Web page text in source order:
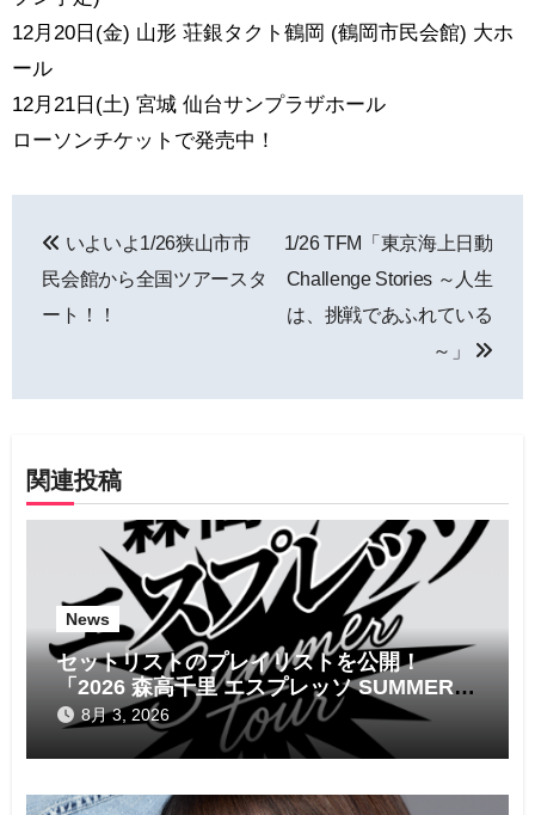
12月20日(金) 山形 荘銀タクト鶴岡 (鶴岡市民会館) 大ホ
ール
12月21日(土) 宮城 仙台サンプラザホール
ローソンチケットで発売中！
稿
ナ
ゲ
ー
シ
いよいよ1/26狭山市市
民会館から全国ツアースタ
ート！！
1/26 TFM「東京海上日動
Challenge Stories ～人生
は、挑戦であふれている
～」
関連投稿
News
セットリストのプレイリストを公開！
「2026 森高千里 エスプレッソ SUMMER
tour」
8月 3, 2026